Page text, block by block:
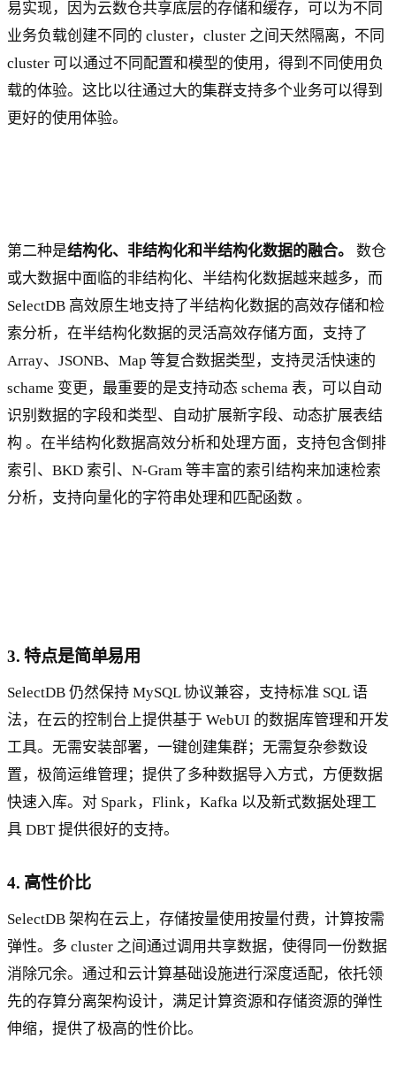
易实现，因为云数仓共享底层的存储和缓存，可以为不同
业务负载创建不同的 cluster，cluster 之间天然隔离，不同
cluster 可以通过不同配置和模型的使用，得到不同使用负
载的体验。这比以往通过大的集群支持多个业务可以得到
更好的使用体验。
第二种是结构化、非结构化和半结构化数据的融合。
数仓
或大数据中面临的非结构化、半结构化数据越来越多，而
SelectDB 高效原生地支持了半结构化数据的高效存储和检
索分析，在半结构化数据的灵活高效存储方面，支持了
Array、JSONB、Map 等复合数据类型，支持灵活快速的
schame 变更，最重要的是支持动态 schema 表，可以自动
识别数据的字段和类型、自动扩展新字段、动态扩展表结
构 。在半结构化数据高效分析和处理方面，支持包含倒排
索引、BKD 索引、N-Gram 等丰富的索引结构来加速检索
分析，支持向量化的字符串处理和匹配函数 。
3. 特点是简单易用
SelectDB 仍然保持 MySQL 协议兼容，支持标准 SQL 语
法，在云的控制台上提供基于 WebUI 的数据库管理和开发
工具。无需安装部署，一键创建集群；无需复杂参数设
置，极简运维管理；提供了多种数据导入方式，方便数据
快速入库。对 Spark，Flink，Kafka 以及新式数据处理工
具 DBT 提供很好的支持。
4. 高性价比
SelectDB 架构在云上，存储按量使用按量付费，计算按需
弹性。多 cluster 之间通过调用共享数据，使得同一份数据
消除冗余。通过和云计算基础设施进行深度适配，依托领
先的存算分离架构设计，满足计算资源和存储资源的弹性
伸缩，提供了极高的性价比。